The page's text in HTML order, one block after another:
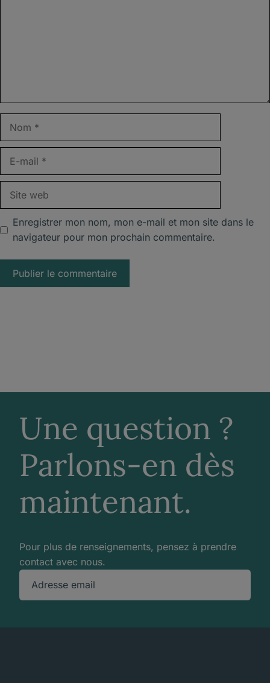
Enregistrer mon nom, mon e-mail et mon site dans le
navigateur pour mon prochain commentaire.
Une question ?
Parlons-en dès
maintenant.
Pour plus de renseignements, pensez à prendre
contact avec nous.
Adresse email